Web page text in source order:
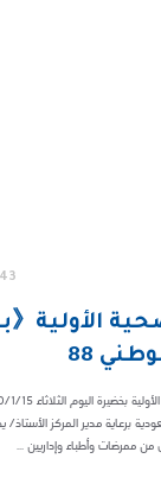
الأولية
88
برعاية مدير المركز
من ممرضات وأطباء وإداريين ...